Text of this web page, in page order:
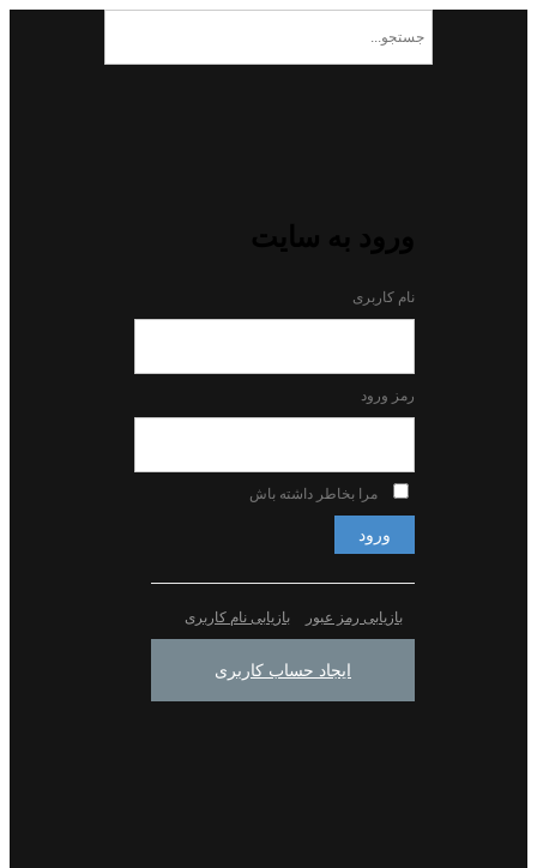
نام کاربری
رمز ورود
مرا بخاطر داشته باش
ورود
بازیابی رمز عبور بازیابی نام کاربری
ایجاد حساب کاربری